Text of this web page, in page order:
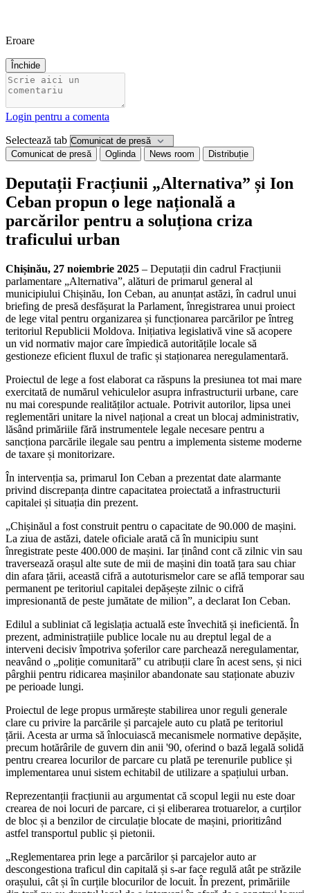
Eroare
Închide
Login pentru a comenta
Selectează tab
Comunicat de presă Oglinda News room Distribuție
Deputații Fracțiunii „Alternativa” și Ion
Ceban propun o lege națională a
parcărilor pentru a soluționa criza
traficului urban
Chișinău, 27 noiembrie 2025 – Deputații din cadrul Fracțiunii
parlamentare „Alternativa”, alături de primarul general al
municipiului Chișinău, Ion Ceban, au anunțat astăzi, în cadrul unui
briefing de presă desfășurat la Parlament, înregistrarea unui proiect
de lege vital pentru organizarea și funcționarea parcărilor pe întreg
teritoriul Republicii Moldova. Inițiativa legislativă vine să acopere
un vid normativ major care împiedică autoritățile locale să
gestioneze eficient fluxul de trafic și staționarea neregulamentară.
Proiectul de lege a fost elaborat ca răspuns la presiunea tot mai mare
exercitată de numărul vehiculelor asupra infrastructurii urbane, care
nu mai corespunde realităților actuale. Potrivit autorilor, lipsa unei
reglementări unitare la nivel național a creat un blocaj administrativ,
lăsând primăriile fără instrumentele legale necesare pentru a
sancționa parcările ilegale sau pentru a implementa sisteme moderne
de taxare și monitorizare.
În intervenția sa, primarul Ion Ceban a prezentat date alarmante
privind discrepanța dintre capacitatea proiectată a infrastructurii
capitalei și situația din prezent.
„Chișinăul a fost construit pentru o capacitate de 90.000 de mașini.
La ziua de astăzi, datele oficiale arată că în municipiu sunt
înregistrate peste 400.000 de mașini. Iar ținând cont că zilnic vin sau
traversează orașul alte sute de mii de mașini din toată țara sau chiar
din afara țării, această cifră a autoturismelor care se află temporar sau
permanent pe teritoriul capitalei depășește zilnic o cifră
impresionantă de peste jumătate de milion”, a declarat Ion Ceban.
Edilul a subliniat că legislația actuală este învechită și ineficientă. În
prezent, administrațiile publice locale nu au dreptul legal de a
interveni decisiv împotriva șoferilor care parchează neregulamentar,
neavând o „poliție comunitară” cu atribuții clare în acest sens, și nici
pârghii pentru ridicarea mașinilor abandonate sau staționate abuziv
pe perioade lungi.
Proiectul de lege propus urmărește stabilirea unor reguli generale
clare cu privire la parcările și parcajele auto cu plată pe teritoriul
țării. Acesta ar urma să înlocuiască mecanismele normative depășite,
precum hotărârile de guvern din anii '90, oferind o bază legală solidă
pentru crearea locurilor de parcare cu plată pe terenurile publice și
implementarea unui sistem echitabil de utilizare a spațiului urban.
Reprezentanții fracțiunii au argumentat că scopul legii nu este doar
crearea de noi locuri de parcare, ci și eliberarea trotuarelor, a curților
de bloc și a benzilor de circulație blocate de mașini, prioritizând
astfel transportul public și pietonii.
„Reglementarea prin lege a parcărilor și parcajelor auto ar
descongestiona traficul din capitală și s-ar face regulă atât pe străzile
orașului, cât și în curțile blocurilor de locuit. În prezent, primăriile